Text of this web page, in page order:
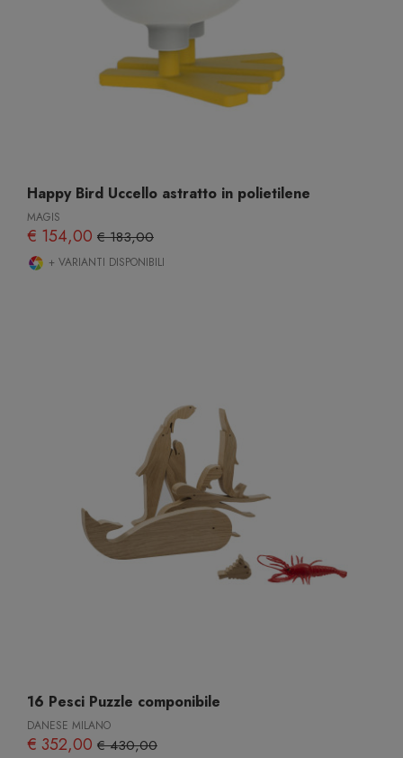
Happy Bird Uccello astratto in polietilene
MAGIS
€ 154,00 € 183,00
+ VARIANTI DISPONIBILI
16 Pesci Puzzle componibile
DANESE MILANO
€ 352,00 € 430,00